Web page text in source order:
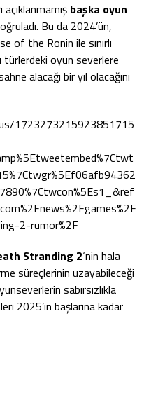
başka oyun
Bu da 2024’ün,
of the Ronin ile sınırlı
türlerdeki oyun severlere
alacağı bir yıl olacağını
1723273215923851715
2-rumor%2F
Stranding 2‘nin hala
süreçlerinin uzayabileceği
sabırsızlıkla
2025’in başlarına kadar